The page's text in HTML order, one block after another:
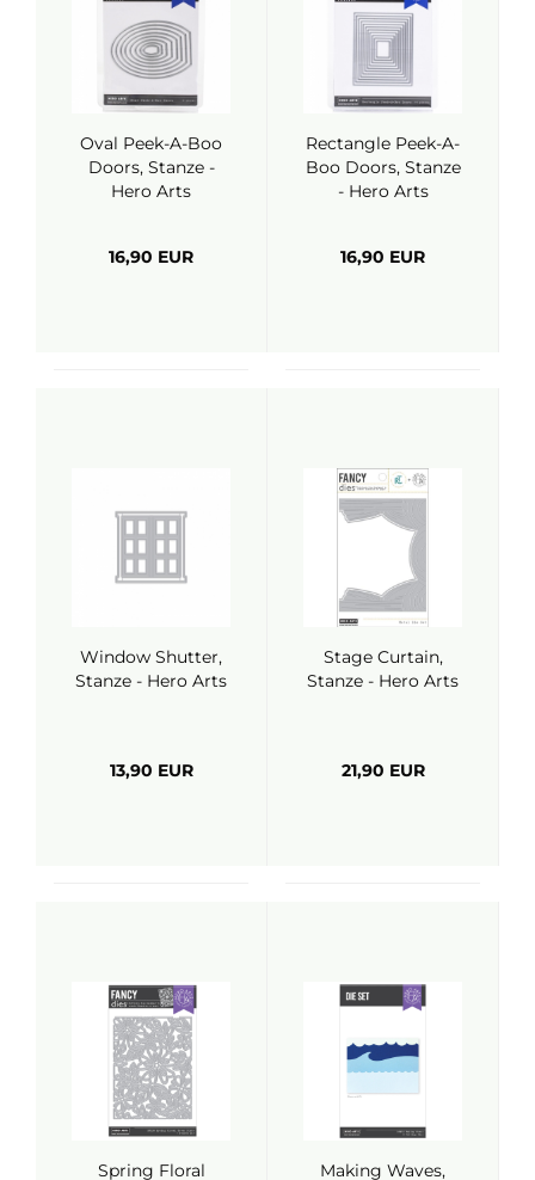
Oval Peek-A-Boo
Doors, Stanze -
Hero Arts
16,90 EUR
Rectangle Peek-A-
Boo Doors, Stanze
- Hero Arts
16,90 EUR
Window Shutter,
Stanze - Hero Arts
13,90 EUR
Stage Curtain,
Stanze - Hero Arts
21,90 EUR
Spring Floral Making Waves,